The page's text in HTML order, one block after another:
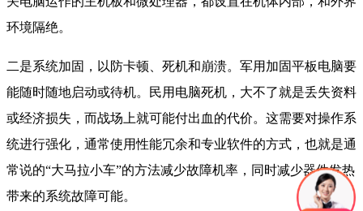
环境隔绝。
二是系统加固，以防卡顿、死机和崩溃。军用加固平板电脑要
能随时随地启动或待机。民用电脑死机，大不了就是丢失资料
或经济损失，而战场上就可能付出血的代价。这需要对操作系
统进行强化，通常使用性能冗余和专业软件的方式，也就是通
常说的“大马拉小车”的方法减少故障机率，同时减少器件发热
带来的系统故障可能。